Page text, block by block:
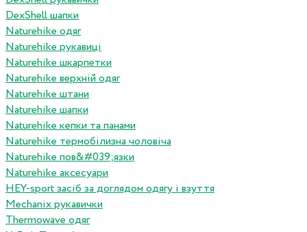
DexShell шапки
Naturehike одяг
Naturehike рукавиці
Naturehike шкарпетки
Naturehike верхній одяг
Naturehike штани
Naturehike шапки
Naturehike кепки та панами
Naturehike термобілизна чоловіча
Naturehike пов&#039;язки
Naturehike аксесуари
HEY-sport засіб за доглядом одягу і взуття
Mechanix рукавички
Thermowave одяг